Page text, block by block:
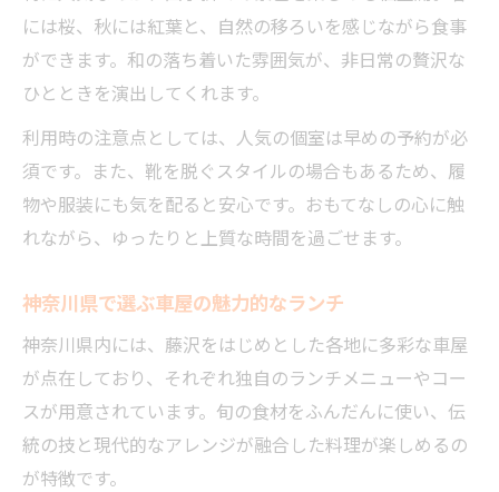
車屋と共に過ごす至福のひととき探し
車屋で叶う神奈川県の上質な時間の楽しみ
車屋が提案する贅沢な休日の過ごし方
には桜、秋には紅葉と、自然の移ろいを感じながら食事
ができます。和の落ち着いた雰囲気が、非日常の贅沢な
ひとときを演出してくれます。
利用時の注意点としては、人気の個室は早めの予約が必
須です。また、靴を脱ぐスタイルの場合もあるため、履
物や服装にも気を配ると安心です。おもてなしの心に触
れながら、ゆったりと上質な時間を過ごせます。
神奈川県で選ぶ車屋の魅力的なランチ
神奈川県内には、藤沢をはじめとした各地に多彩な車屋
が点在しており、それぞれ独自のランチメニューやコー
スが用意されています。旬の食材をふんだんに使い、伝
統の技と現代的なアレンジが融合した料理が楽しめるの
が特徴です。